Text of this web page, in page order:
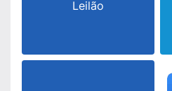
Leilão